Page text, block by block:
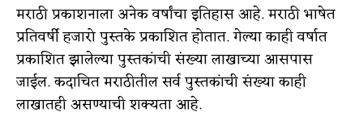
मराठी प्रकाशनाला अनेक वर्षांचा इतिहास आहे. मराठी भाषेत
प्रतिवर्षी हजारो पुस्तके प्रकाशित होतात. गेल्या काही वर्षात
प्रकाशित झालेल्या पुस्तकांची संख्या लाखाच्या आसपास
जाईल. कदाचित मराठीतील सर्व पुस्तकांची संख्या काही
लाखातही असण्याची शक्यता आहे.